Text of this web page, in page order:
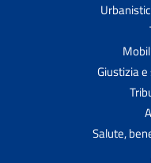
Giustizia
Salute,